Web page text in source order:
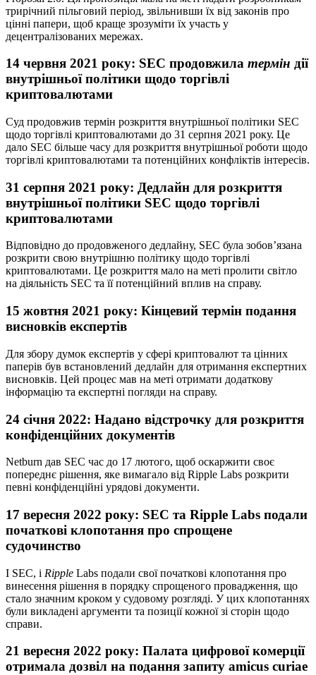
трирічний пільговий період, звільнивши їх від законів про
цінні папери, щоб краще зрозуміти їх участь у
децентралізованих мережах.
14 червня 2021 року: SEC продовжила термін дії
внутрішньої політики щодо торгівлі
криптовалютами
Суд продовжив термін розкриття внутрішньої політики SEC
щодо торгівлі криптовалютами до 31 серпня 2021 року. Це
дало SEC більше часу для розкриття внутрішньої роботи щодо
торгівлі криптовалютами та потенційних конфліктів інтересів.
31 серпня 2021 року: Дедлайн для розкриття
внутрішньої політики SEC щодо торгівлі
криптовалютами
Відповідно до продовженого дедлайну, SEC була зобов’язана
розкрити свою внутрішню політику щодо торгівлі
криптовалютами. Це розкриття мало на меті пролити світло
на діяльність SEC та її потенційний вплив на справу.
15 жовтня 2021 року: Кінцевий термін подання
висновків експертів
Для збору думок експертів у сфері криптовалют та цінних
паперів був встановлений дедлайн для отримання експертних
висновків. Цей процес мав на меті отримати додаткову
інформацію та експертні погляди на справу.
24 січня 2022: Надано відстрочку для розкриття
конфіденційних документів
Netburn дав SEC час до 17 лютого, щоб оскаржити своє
попереднє рішення, яке вимагало від Ripple Labs розкрити
певні конфіденційні урядові документи.
17 вересня 2022 року: SEC та Ripple Labs подали
початкові клопотання про спрощене
судочинство
І SEC, і Ripple Labs подали свої початкові клопотання про
винесення рішення в порядку спрощеного провадження, що
стало значним кроком у судовому розгляді. У цих клопотаннях
були викладені аргументи та позиції кожної зі сторін щодо
справи.
21 вересня 2022 року: Палата цифрової комерції
отримала дозвіл на подання запиту amicus curiae